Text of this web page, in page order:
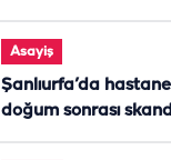
Asayiş
Şanlıurfa’da
doğum sonrası